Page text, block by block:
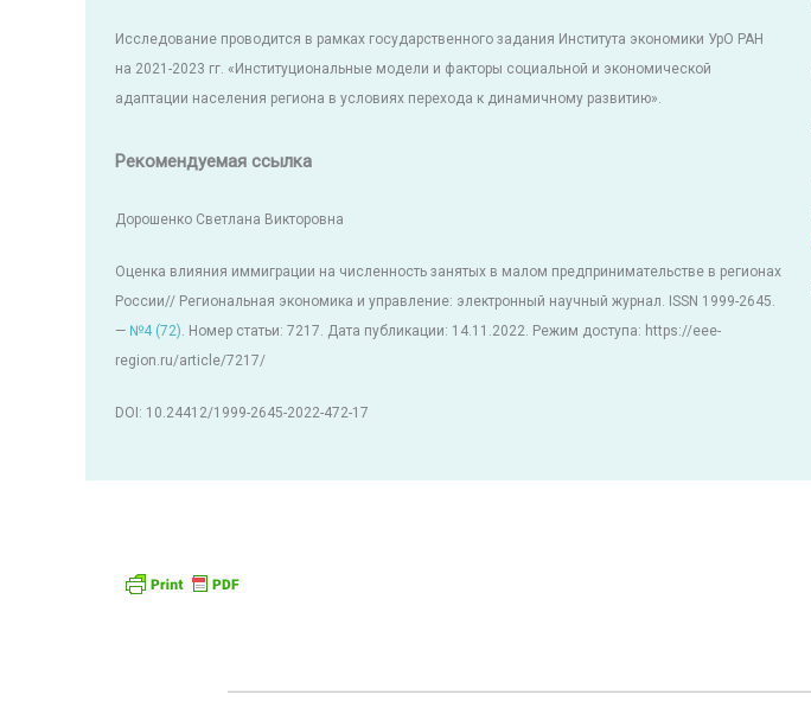
Исследование проводится в рамках государственного задания Института экономики УрО РАН
на 2021-2023 гг. «Институциональные модели и факторы социальной и экономической
адаптации населения региона в условиях перехода к динамичному развитию».
Рекомендуемая ссылка
Дорошенко Светлана Викторовна
Оценка влияния иммиграции на численность занятых в малом предпринимательстве в регионах
России// Региональная экономика и управление: электронный научный журнал. ISSN 1999-2645.
— №4 (72). Номер статьи: 7217. Дата публикации: 14.11.2022. Режим доступа: https://eee-
region.ru/article/7217/
DOI: 10.24412/1999-2645-2022-472-17